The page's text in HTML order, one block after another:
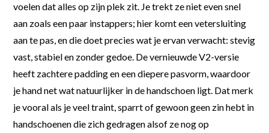
voelen dat alles op zijn plek zit. Je trekt ze niet even snel
aan zoals een paar instappers; hier komt een vetersluiting
aan te pas, en die doet precies wat je ervan verwacht: stevig
vast, stabiel en zonder gedoe. De vernieuwde V2-versie
heeft zachtere padding en een diepere pasvorm, waardoor
je hand net wat natuurlijker in de handschoen ligt. Dat merk
je vooral als je veel traint, sparrt of gewoon geen zin hebt in
handschoenen die zich gedragen alsof ze nog op